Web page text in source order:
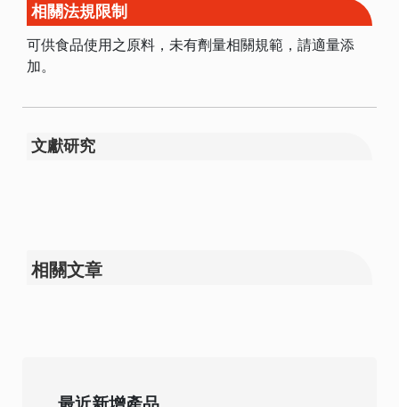
相關法規限制
可供食品使用之原料，未有劑量相關規範，請適量添
加。
文獻研究
相關文章